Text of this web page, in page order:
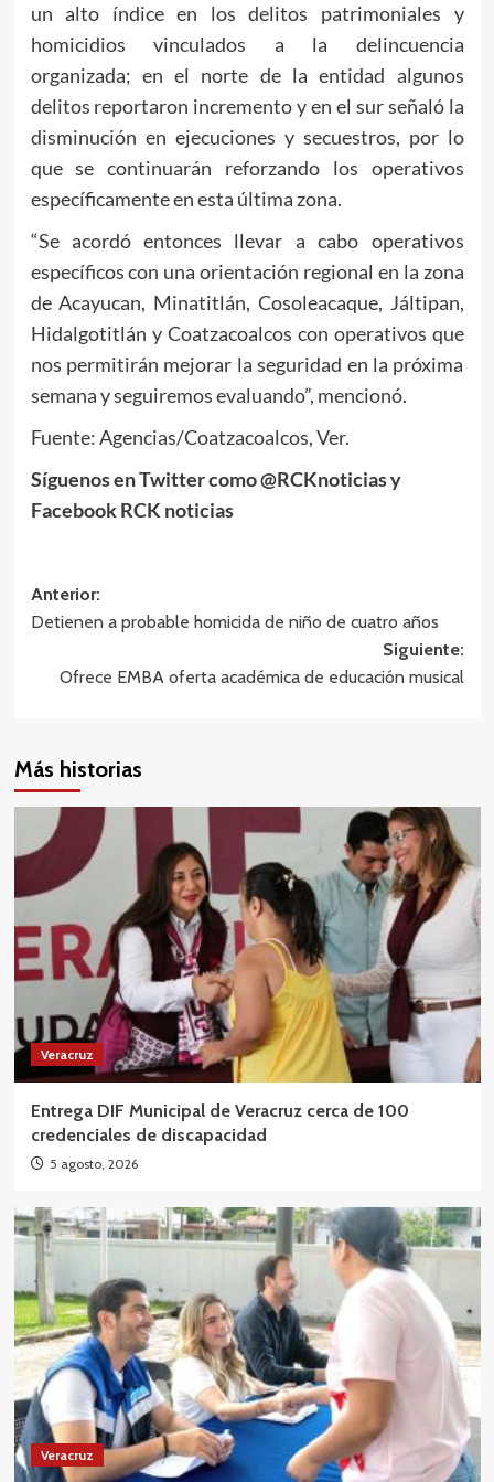
un alto índice en los delitos patrimoniales y
homicidios vinculados a la delincuencia
organizada; en el norte de la entidad algunos
delitos reportaron incremento y en el sur señaló la
disminución en ejecuciones y secuestros, por lo
que se continuarán reforzando los operativos
específicamente en esta última zona.
“Se acordó entonces llevar a cabo operativos
específicos con una orientación regional en la zona
de Acayucan, Minatitlán, Cosoleacaque, Jáltipan,
Hidalgotitlán y Coatzacoalcos con operativos que
nos permitirán mejorar la seguridad en la próxima
semana y seguiremos evaluando”, mencionó.
Fuente: Agencias/Coatzacoalcos, Ver.
Síguenos en Twitter como @RCKnoticias y
Facebook RCK noticias
Navegación
de
entradas
Anterior:
Detienen a probable homicida de niño de cuatro años
Siguiente:
Ofrece EMBA oferta académica de educación musical
Más historias
Veracruz
Entrega DIF Municipal de Veracruz cerca de 100
credenciales de discapacidad
5 agosto, 2026
Veracruz